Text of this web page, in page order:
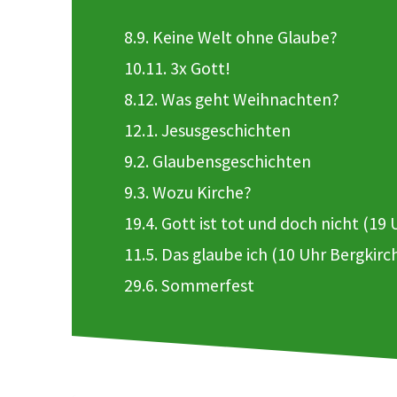
8.9. Keine Welt ohne Glaube?
10.11. 3x Gott!
8.12. Was geht Weihnachten?
12.1. Jesusgeschichten
9.2. Glaubensgeschichten
9.3. Wozu Kirche?
19.4. Gott ist tot und doch nicht (19
11.5. Das glaube ich (10 Uhr
29.6. Sommerfest